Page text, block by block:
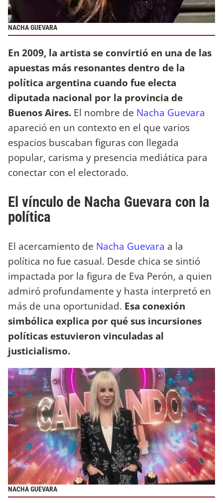
NACHA GUEVARA
En 2009, la artista se convirtió en una de las
apuestas más resonantes dentro de la
política argentina cuando fue electa
diputada nacional por la provincia de
Buenos Aires. El nombre de Nacha Guevara
apareció en un contexto en el que varios
espacios buscaban figuras con llegada
popular, carisma y presencia mediática para
conectar con el electorado.
El vínculo de Nacha Guevara con la
política
El acercamiento de Nacha Guevara a la
política no fue casual. Desde chica se sintió
impactada por la figura de Eva Perón, a quien
admiró profundamente y hasta interpretó en
más de una oportunidad. Esa conexión
simbólica explica por qué sus incursiones
políticas estuvieron vinculadas al
justicialismo.
NACHA GUEVARA